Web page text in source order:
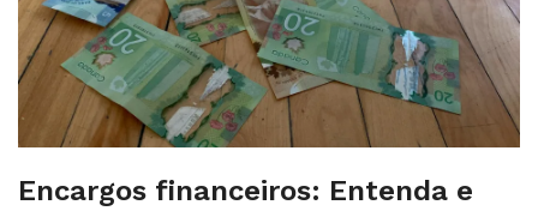
Encargos financeiros: Entenda e